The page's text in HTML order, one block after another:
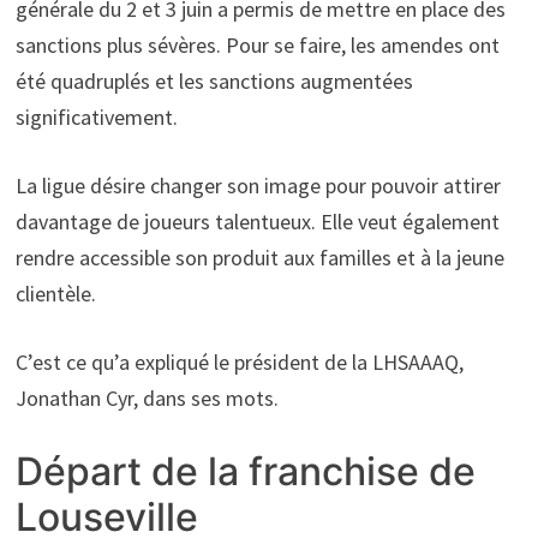
générale du 2 et 3 juin a permis de mettre en place des
sanctions plus sévères. Pour se faire, les amendes ont
été quadruplés et les sanctions augmentées
significativement.
La ligue désire changer son image pour pouvoir attirer
davantage de joueurs talentueux. Elle veut également
rendre accessible son produit aux familles et à la jeune
clientèle.
C’est ce qu’a expliqué le président de la LHSAAAQ,
Jonathan Cyr, dans ses mots.
Départ de la franchise de
Louseville